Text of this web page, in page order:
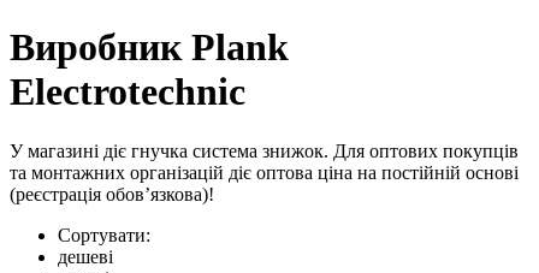
Виробник Plank
Electrotechnic
У магазині діє гнучка система знижок. Для оптових покупців
та монтажних організацій діє оптова ціна на постійній основі
(реєстрація обов’язкова)!
Сортувати:
дешеві